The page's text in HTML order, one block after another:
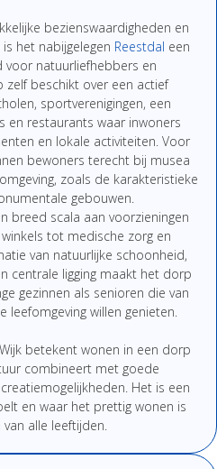
bezienswaardigheden en
het nabijgelegen Reestdal een
voor natuurliefhebbers en
beschikt over een actief
sportverenigingen, een
en restaurants waar inwoners
en lokale activiteiten. Voor
bewoners terecht bij musea
zoals de karakteristieke
gebouwen.
breed scala aan voorzieningen
tot medische zorg en
van natuurlijke schoonheid,
centrale ligging maakt het dorp
gezinnen als senioren die van
leefomgeving willen genieten.
betekent wonen in een dorp
combineert met goede
Het is een
en waar het prettig wonen is
alle leeftijden.